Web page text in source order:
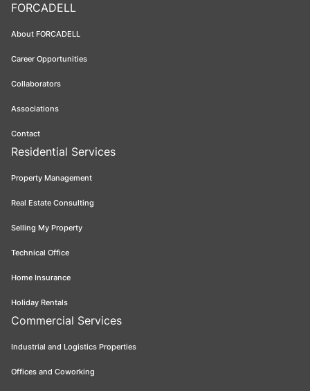
FORCADELL
About FORCADELL
Career Opportunities
Collaborators
Associations
Contact
Residential Services
Property Management
Real Estate Consulting
Selling My Property
Technical Office
Home Insurance
Holiday Rentals
Commercial Services
Industrial and Logistics Properties
Offices and Coworking